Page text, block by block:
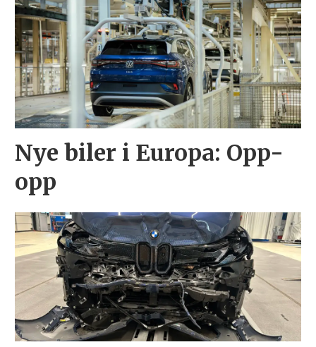
Nye biler i Europa: Opp-
opp